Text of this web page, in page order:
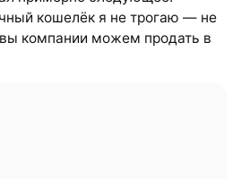
кошелёк я не трогаю — не
компании можем продать в